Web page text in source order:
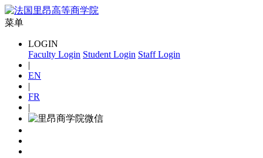
菜单
LOGIN
Faculty Login Student Login Staff Login
|
EN
|
FR
|